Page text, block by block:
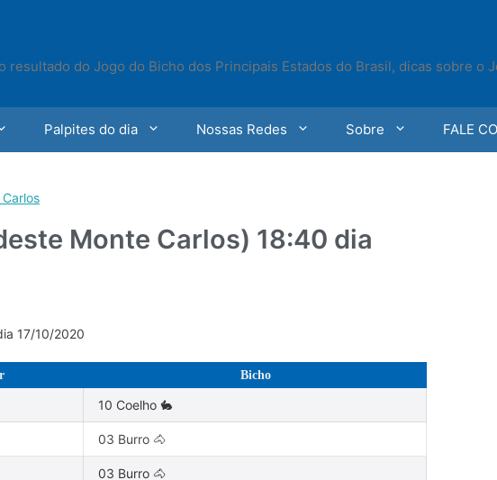
resultado do Jogo do Bicho dos Principais Estados do Brasil, dicas sobre o
Palpites do dia Nossas Redes Sobre FALE
Monte Carlos) 18:40 dia
17/10/2020
Bicho
10 Coelho 🐇
03 Burro 🐴
03 Burro 🐴